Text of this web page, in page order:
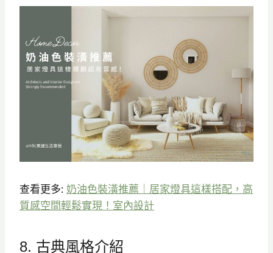
查看更多: 奶油色裝潢推薦｜居家燈具這樣搭配，高
質感空間輕鬆實現！室內設計
8. 古典風格介紹